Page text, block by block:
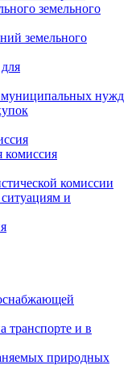
земельного
земельного
муниципальных нужд
комиссия
комиссии
и
транспорте и в
природных